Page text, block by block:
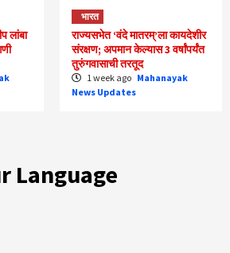
लांबा
भारत
राज्यसभेत ‘वंदे मातरम्’ला कायदेशीर
संरक्षण; अपमान केल्यास 3 वर्षांपर्यंत
तुरुंगवासाची तरतूद
1 week ago Mahanayak
News Updates
Language